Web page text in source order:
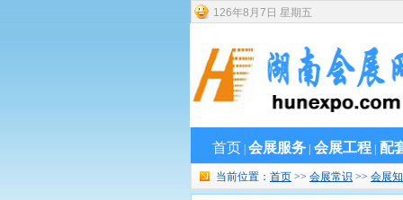
126年8 月 7 日 星期五
首页 会展服务 会展工程 配
当前位置： 首页 >> 会展常识 >> 会展